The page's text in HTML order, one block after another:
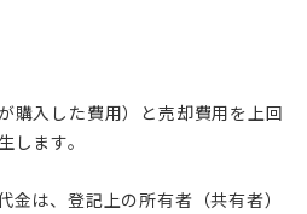
購入した費用）と売却費用を上回
します。
は、登記上の所有者（共有者）